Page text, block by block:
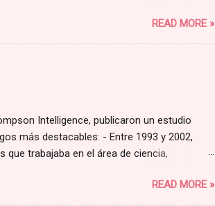
enlace 👉 video Rosa Marco 💜READ MORE »
Intelligence, publicaron un estudio
más destacables: - Entre 1993 y 2002,
trabajaba en el área de ciencia,
apariencia física, los atributos más
la objetividad y, principalmente, una
READ MORE »